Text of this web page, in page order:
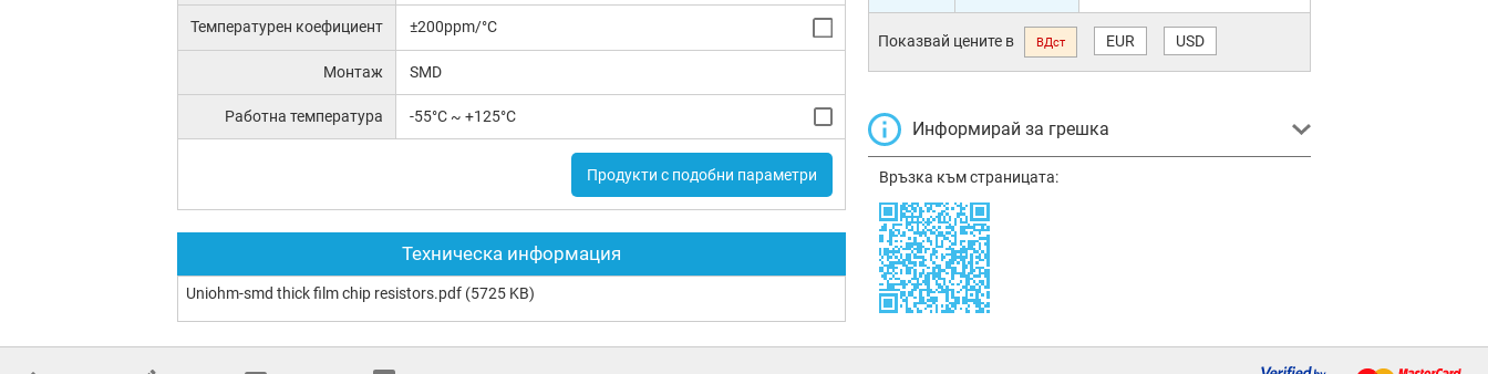
Температурен коефициент ±200ppm/°C
Монтаж SMD
Работна температура -55°C ~ +125°C
Продукти с подобни параметри
Техническа информация
Uniohm-smd thick film chip resistors.pdf (5725 KB)
Показвай цените в ВДст EUR USD
Информирай за грешка
Връзка към страницата: